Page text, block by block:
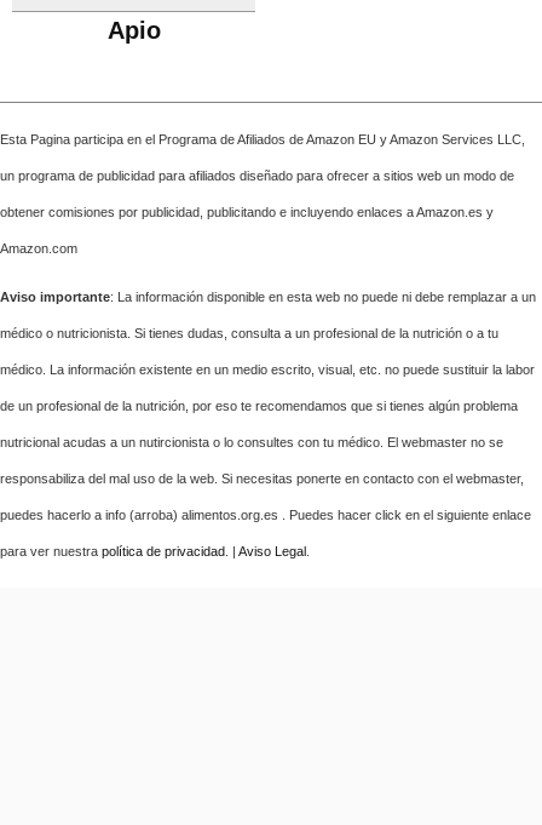
Apio
Esta Pagina participa en el Programa de Afiliados de Amazon EU y Amazon Services LLC,
un programa de publicidad para afiliados diseñado para ofrecer a sitios web un modo de
obtener comisiones por publicidad, publicitando e incluyendo enlaces a Amazon.es y
Amazon.com
Aviso importante: La información disponible en esta web no puede ni debe remplazar a un
médico o nutricionista. Si tienes dudas, consulta a un profesional de la nutrición o a tu
médico. La información existente en un medio escrito, visual, etc. no puede sustituir la labor
de un profesional de la nutrición, por eso te recomendamos que si tienes algún problema
nutricional acudas a un nutircionista o lo consultes con tu médico. El webmaster no se
responsabiliza del mal uso de la web. Si necesitas ponerte en contacto con el webmaster,
puedes hacerlo a info (arroba) alimentos.org.es . Puedes hacer click en el siguiente enlace
para ver nuestra política de privacidad . | Aviso Legal